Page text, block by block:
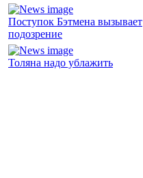
Поступок Бэтмена вызывает
подозрение
Толяна надо ублажить